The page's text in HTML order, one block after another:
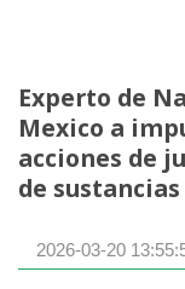
Experto de
Mexico a
acciones de
de
2026-03-20